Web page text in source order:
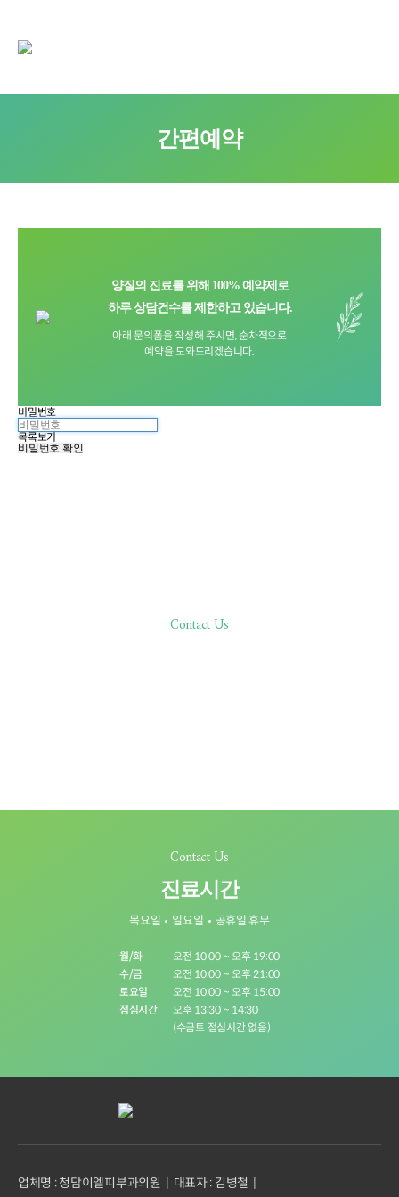
간편예약
양질의 진료를 위해 100% 예약제로
하루 상담건수를 제한하고 있습니다.
아래 문의폼을 작성해 주시면, 순차적으로
예약을 도와드리겠습니다.
비밀번호
목록보기
비밀번호 확인
Contact Us
Contact Us
진료시간
목요일 일요일 공휴일 휴무
월/화
오전 10:00 ~ 오후 19:00
수/금
오전 10:00 ~ 오후 21:00
토요일
오전 10:00 ~ 오후 15:00
점심시간
오후 13:30 ~ 14:30
(수금토 점심시간 없음)
업체명 : 청담이엘피부과의원
대표자 : 김병철